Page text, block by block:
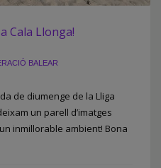
Cala Llonga!
BALEAR
de diumenge de la Lliga
un parell d’imatges
inmillorable ambient! Bona